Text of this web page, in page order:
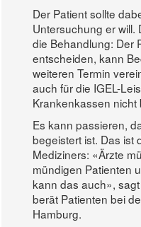
Der Patient sollte
Untersuchung er will.
die Behandlung: Der
entscheiden, kann
weiteren Termin
auch für die IGEL-
Krankenkassen nicht
Es kann passieren,
begeistert ist. Das ist
Mediziners: «Ärzte
mündigen Patienten
kann das auch»,
berät Patienten bei
Hamburg.